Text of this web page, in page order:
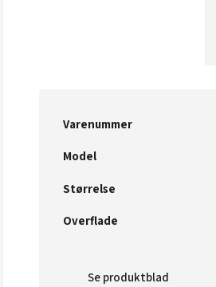
Varenummer
Model
Størrelse
Overflade
Se produktblad​